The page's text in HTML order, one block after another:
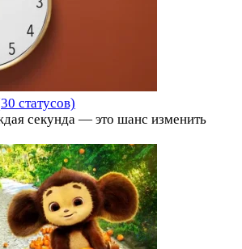
статусов)
секунда — это шанс изменить